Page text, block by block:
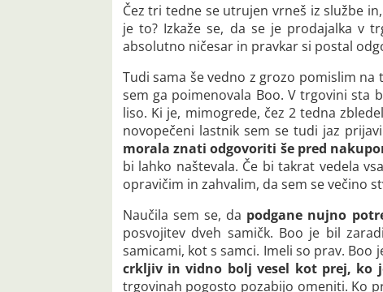
Čez tri tedne se utrujen vrneš iz službe
je to? Izkaže se, da se je prodajalka v
absolutno ničesar in pravkar si postal
Tudi sama še vedno z grozo pomislim na
sem ga poimenovala Boo. V trgovini sta
liso. Ki je, mimogrede, čez 2 tedna
novopečeni lastnik sem se tudi jaz
morala znati odgovoriti še pred
bi lahko naštevala. Če bi takrat vedela
opravičim in zahvalim, da sem se večino
Naučila sem se, da podgane nujno
posvojitev dveh samičk. Boo je bil
samicami, kot s samci. Imeli so prav.
crkljiv in vidno bolj vesel kot prej, ko
trgovinah pogosto pozabijo omeniti. Ko